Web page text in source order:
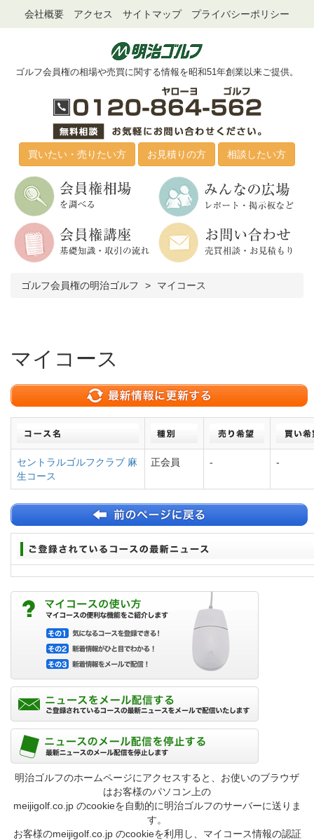
会社概要 アクセス サイトマップ プライバシーポリシー
ゴルフ会員権の相場や売買に関する情報を昭和51年創業以来ご提供。
買いたい・売りたい方 お見積りの方 相談したい方
ゴルフ会員権の明治ゴルフ マイコース
マイコース
セントラルゴルフクラブ 麻
生コース
正会員 - -
明治ゴルフのホームページにアクセスすると、お使いのブラウザ
はお客様のパソコン上の
meijigolf.co.jp のcookieを自動的に明治ゴルフのサーバーに送りま
す。
お客様のmeijigolf.co.jp のcookieを利用し、マイコース情報の認証